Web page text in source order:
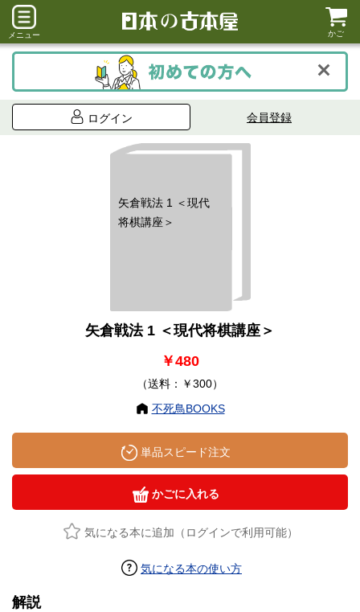
メニュー かご
ログイン 会員登録
矢倉戦法 1 ＜現代
将棋講座＞
矢倉戦法 1 ＜現代将棋講座＞
￥480
（送料：￥300）
不死鳥BOOKS
単品スピード注文
かごに入れる
気になる本に追加（ログインで利用可能）
気になる本の使い方
解説